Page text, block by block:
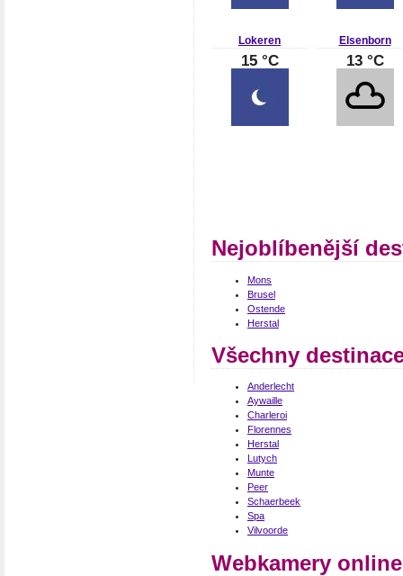
Lokeren
15 °C
Elsenborn
13 °C
Nejoblíbenější
Mons
Brusel
Ostende
Herstal
Všechny
Anderlecht
Aywaille
Charleroi
Florennes
Herstal
Lutych
Munte
Peer
Schaerbeek
Spa
Vilvoorde
Webkamery